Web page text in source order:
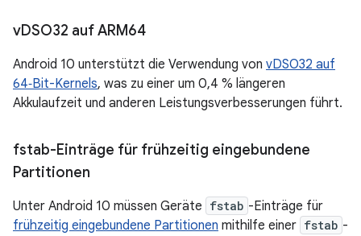
vDSO32 auf ARM64
Android 10 unterstützt die Verwendung von vDSO32 auf
64‑Bit-Kernels, was zu einer um 0,4 % längeren
Akkulaufzeit und anderen Leistungsverbesserungen führt.
fstab-Einträge für frühzeitig eingebundene
Partitionen
Unter Android 10 müssen Geräte fstab -Einträge für
frühzeitig eingebundene Partitionen mithilfe einer fstab -